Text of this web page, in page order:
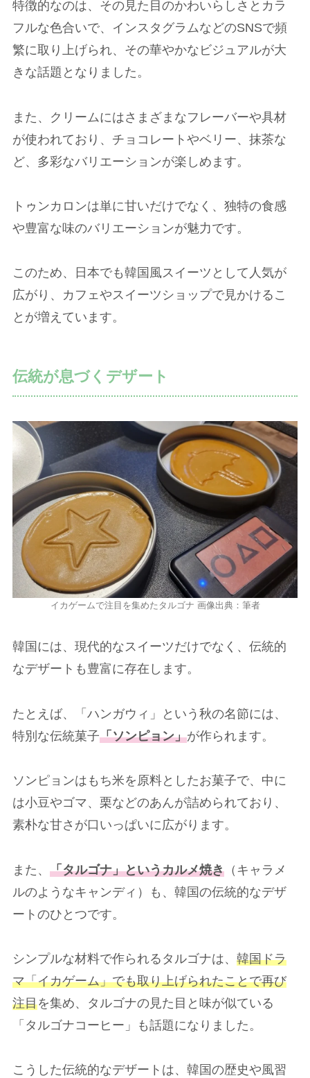
特徴的なのは、その見た目のかわいらしさとカラ
フルな色合いで、インスタグラムなどのSNSで頻
繁に取り上げられ、その華やかなビジュアルが大
きな話題となりました。
また、クリームにはさまざまなフレーバーや具材
が使われており、チョコレートやベリー、抹茶な
ど、多彩なバリエーションが楽しめます。
トゥンカロンは単に甘いだけでなく、独特の食感
や豊富な味のバリエーションが魅力です。
このため、日本でも韓国風スイーツとして人気が
広がり、カフェやスイーツショップで見かけるこ
とが増えています。
伝統が息づくデザート
イカゲームで注目を集めたタルゴナ 画像出典：筆者
韓国には、現代的なスイーツだけでなく、伝統的
なデザートも豊富に存在します。
たとえば、「ハンガウィ」という秋の名節には、
特別な伝統菓子「ソンピョン」が作られます。
ソンピョンはもち米を原料としたお菓子で、中に
は小豆やゴマ、栗などのあんが詰められており、
素朴な甘さが口いっぱいに広がります。
また、 「タルゴナ」というカルメ焼き （キャラメ
ルのようなキャンディ）も、韓国の伝統的なデザ
ートのひとつです。
シンプルな材料で作られるタルゴナは、 韓国ドラ
マ「イカゲーム」でも取り上げられたことで再び
注目を集め、タルゴナの見た目と味が似ている
「タルゴナコーヒー」も話題になりました。
こうした伝統的なデザートは、韓国の歴史や風習